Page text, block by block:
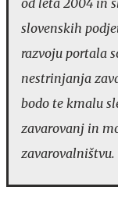
slovenskih
razvoju portala
nestrinjanja
bodo te kmalu
zavarovanj in
zavarovalništvu.